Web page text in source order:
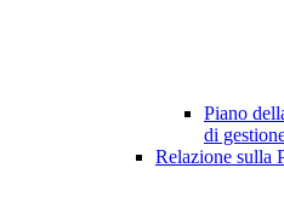
Piano
di
Relazione sulla